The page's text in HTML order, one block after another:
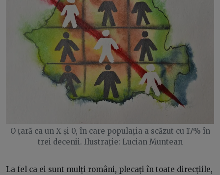
O țară ca un X și 0, în care populația a scăzut cu 17% în
trei decenii. Ilustrație: Lucian Muntean
La fel ca ei sunt mulți români, plecați în toate direcțiile,